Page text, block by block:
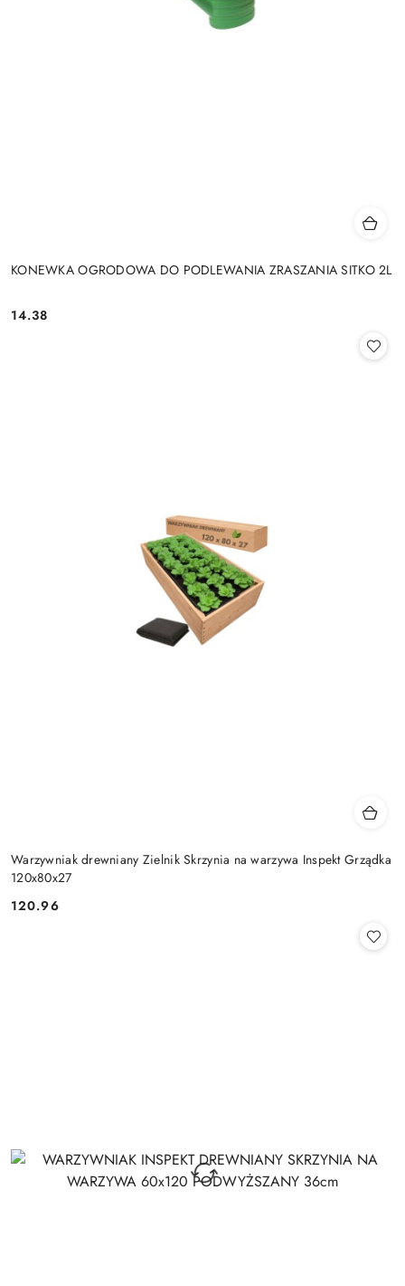
KONEWKA OGRODOWA DO PODLEWANIA ZRASZANIA SITKO 2L
Cena:
14.38
Warzywniak drewniany Zielnik Skrzynia na warzywa Inspekt Grządka
120x80x27
Cena:
120.96